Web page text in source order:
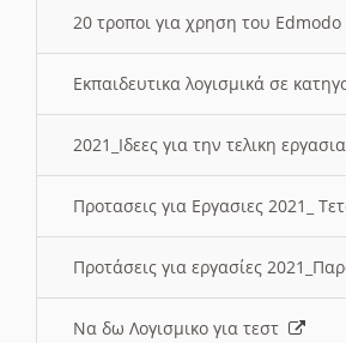
20 τροποι για χρηση του Edmodo
Εκπαιδευτικα λογισμικά σε
2021_Ιδεες για την τελικη εργασια
Προτασεις για Εργασιες 2021_
Προτάσεις για εργασίες
Να δω Λογισμικο για τεστ